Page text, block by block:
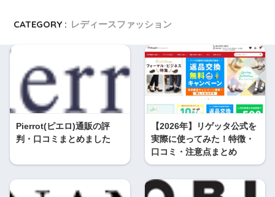
CATEGORY : レディースファッション
Pierrot(ピエロ)通販の評
判・口コミまとめました
【2026年】リゲッタ公式を
実際に使ってみた！特徴・
口コミ・注意点まとめ